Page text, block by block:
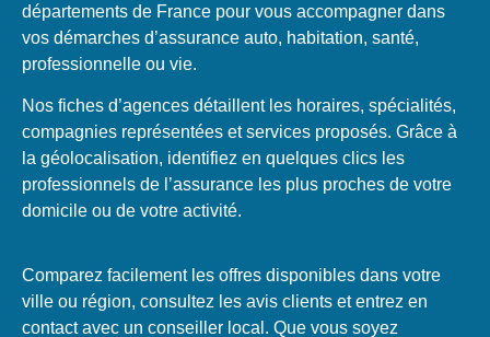
départements de France pour vous accompagner dans
vos démarches d’assurance auto, habitation, santé,
professionnelle ou vie.
Nos fiches d’agences détaillent les horaires, spécialités,
compagnies représentées et services proposés. Grâce à
la géolocalisation, identifiez en quelques clics les
professionnels de l’assurance les plus proches de votre
domicile ou de votre activité.
Comparez facilement les offres disponibles dans votre
ville ou région, consultez les avis clients et entrez en
contact avec un conseiller local. Que vous soyez